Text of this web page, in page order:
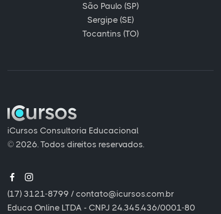
São Paulo (SP)
Sergipe (SE)
Tocantins (TO)
iCursos Consultoria Educacional
© 2026. Todos direitos reservados.
(17) 3121-8799 / contato@icursos.com.br
Educa Online LTDA - CNPJ 24.345.436/0001-80